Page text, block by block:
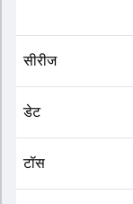
सीरीज
डेट
टॉस